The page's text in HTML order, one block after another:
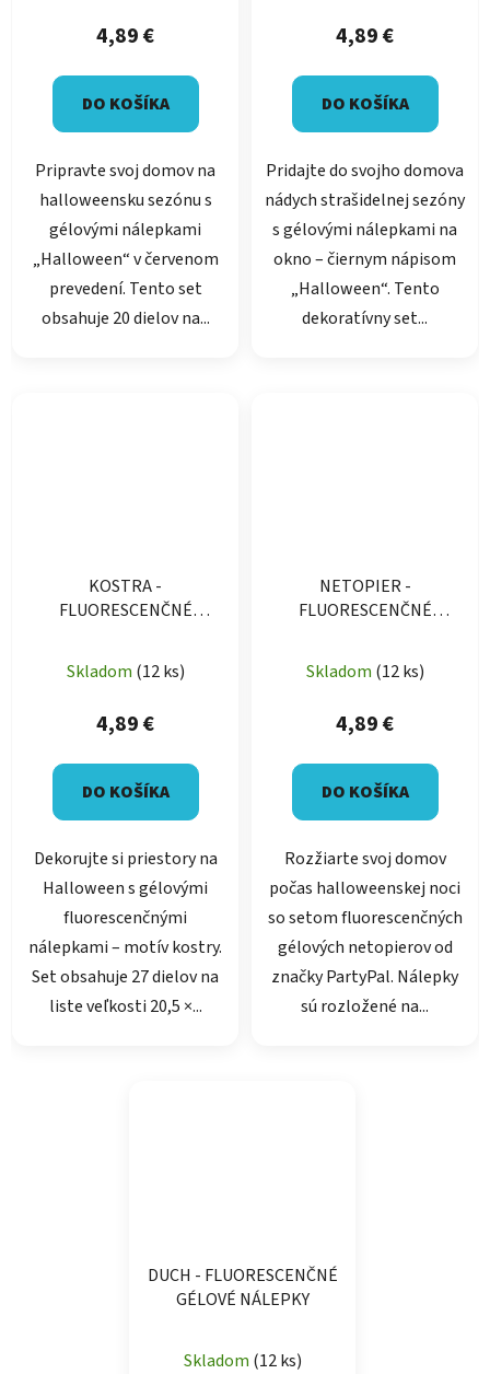
4,89 €
DO KOŠÍKA
Pripravte svoj domov na
halloweensku sezónu s
gélovými nálepkami
„Halloween“ v červenom
prevedení. Tento set
obsahuje 20 dielov na...
4,89 €
DO KOŠÍKA
Pridajte do svojho domova
nádych strašidelnej sezóny
s gélovými nálepkami na
okno – čiernym nápisom
„Halloween“. Tento
dekoratívny set...
KOSTRA -
FLUORESCENČNÉ
Skladom (12 ks)
4,89 €
DO KOŠÍKA
Dekorujte si priestory na
Halloween s gélovými
fluorescenčnými
nálepkami – motív kostry.
Set obsahuje 27 dielov na
liste veľkosti 20,5 ×...
NETOPIER -
FLUORESCENČNÉ
Skladom (12 ks)
4,89 €
DO KOŠÍKA
Rozžiarte svoj domov
počas halloweenskej noci
so setom fluorescenčných
gélových netopierov od
značky PartyPal. Nálepky
sú rozložené na...
DUCH - FLUORESCENČNÉ
GÉLOVÉ NÁLEPKY
Skladom (12 ks)